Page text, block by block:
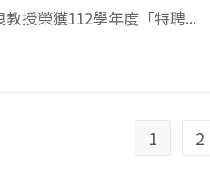
授榮獲112學年度「特聘...
1 2